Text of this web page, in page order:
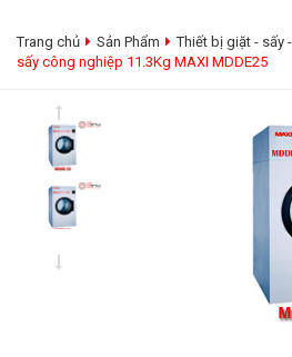
e
Trang chủ Sản Phẩm Thiết bị giặt - sấy
sấy công nghiệp 11.3Kg MAXI MDDE25